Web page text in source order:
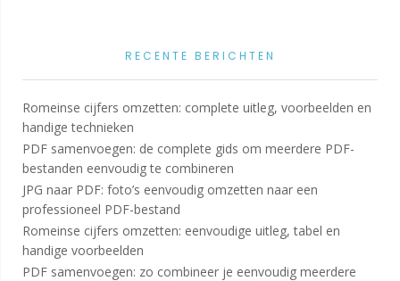
RECENTE BERICHTEN
Romeinse cijfers omzetten: complete uitleg, voorbeelden en
handige technieken
PDF samenvoegen: de complete gids om meerdere PDF-
bestanden eenvoudig te combineren
JPG naar PDF: foto’s eenvoudig omzetten naar een
professioneel PDF-bestand
Romeinse cijfers omzetten: eenvoudige uitleg, tabel en
handige voorbeelden
PDF samenvoegen: zo combineer je eenvoudig meerdere